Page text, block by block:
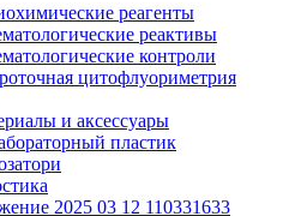
реагенты
реактивы
контроли
цитофлуориметрия
и аксессуары
пластик